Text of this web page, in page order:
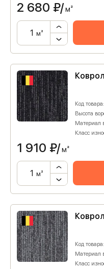
2 680 ₽/м²
м²
Код товара:
Высота
Материал
Класс
1 910 ₽/м²
м²
Код товара:
Материал
Класс